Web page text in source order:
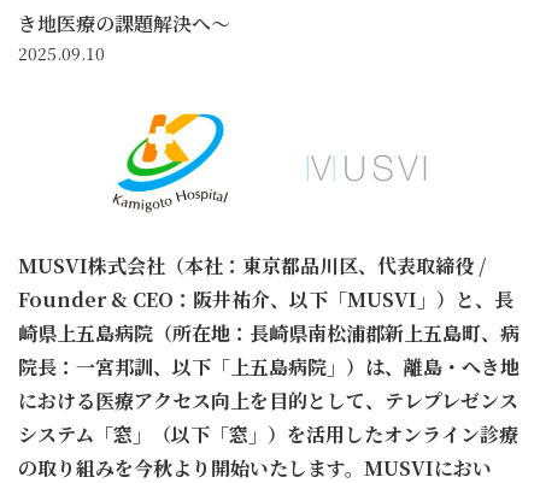
き地医療の課題解決へ～
2025.09.10
MUSVI株式会社（本社：東京都品川区、代表取締役 /
Founder & CEO：阪井祐介、以下「MUSVI」）と、長
崎県上五島病院（所在地：長崎県南松浦郡新上五島町、病
院長：一宮邦訓、以下「上五島病院」）は、離島・へき地
における医療アクセス向上を目的として、テレプレゼンス
システム「窓」（以下「窓」）を活用したオンライン診療
の取り組みを今秋より開始いたします。MUSVIにおい